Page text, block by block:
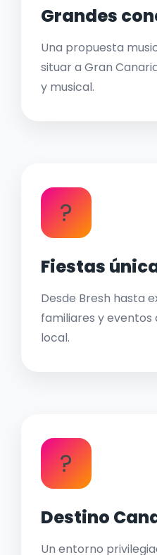
Grandes
Una propuesta
situar a Gran
y musical.
?
Fiestas
Desde Bresh hasta
familiares y
local.
?
Destino
Un entorno